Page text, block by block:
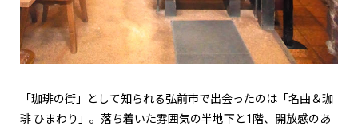
「珈琲の街」として知られる弘前市で出会ったのは「名曲＆珈
琲 ひまわり」。落ち着いた雰囲気の半地下と1階、開放感のあ